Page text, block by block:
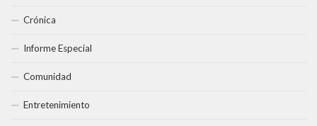
Crónica
Informe Especial
Comunidad
Entretenimiento